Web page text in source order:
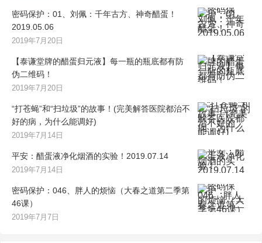
密码保护：01、刘佩：千年古方、神奇醋蛋！
2019.05.06
2019年7月20日
【泰谦堂牌的醋蛋归元液】每一瓶的瓶底都有防
伪二维码！
2019年7月20日
“打苍蝇”和“扫垃圾”的故事！(完美解答医院都治不
好的病，为什么能调好)
2019年7月14日
平安：醋蛋液净化烟酒的实验！2019.07.14
2019年7月14日
密码保护：046、胖人的烦恼（大春之道第二季第
46课）
2019年7月7日